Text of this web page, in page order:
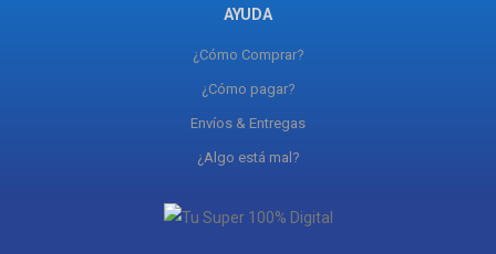
AYUDA
¿Cómo Comprar?
¿Cómo pagar?
Envíos & Entregas
¿Algo está mal?